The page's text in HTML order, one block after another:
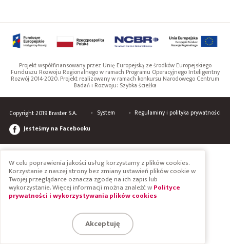
Projekt współfinansowany przez Unię Europejską ze środków Europejskiego
Funduszu Rozwoju Regionalnego w ramach Programu Operacyjnego Inteligentny
Rozwój 2014-2020. Projekt realizowany w ramach konkursu Narodowego Centrum
Badań i Rozwoju: Szybka ścieżka
Copyright 2019 Braster S.A. System
Regulaminy i polityka prywatności
Jesteśmy na Facebooku
W celu poprawienia jakości usług korzystamy z plików cookies.
Korzystanie z naszej strony bez zmiany ustawień plików cookie w
Twojej przeglądarce oznacza zgodę na ich zapis lub
wykorzystanie. Więcej informacji można znaleźć wPolityce
prywatności i wykorzystywania plików cookies
Akceptuję